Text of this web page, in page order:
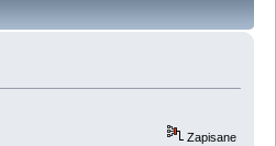
Zapisane